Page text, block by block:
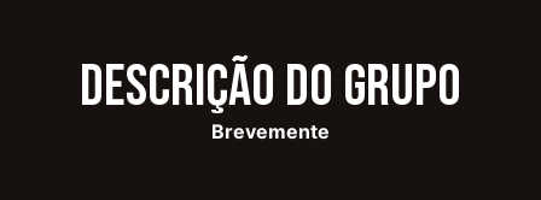
Descrição do Grupo
Brevemente